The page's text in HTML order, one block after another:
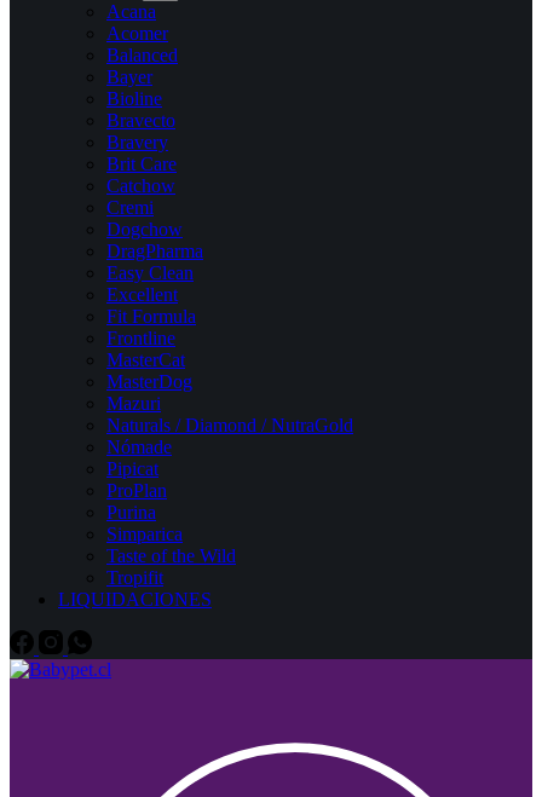
Acana
Acomer
Balanced
Bayer
Bioline
Bravecto
Bravery
Brit Care
Catchow
Cremi
Dogchow
DragPharma
Easy Clean
Excellent
Fit Formula
Frontline
MasterCat
MasterDog
Mazuri
Naturals / Diamond / NutraGold
Nómade
Pipicat
ProPlan
Purina
Simparica
Taste of the Wild
Tropifit
LIQUIDACIONES